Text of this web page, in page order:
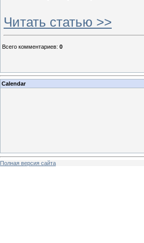
Читать статью >>
Всего комментариев: 0
Calendar
Полная версия сайта